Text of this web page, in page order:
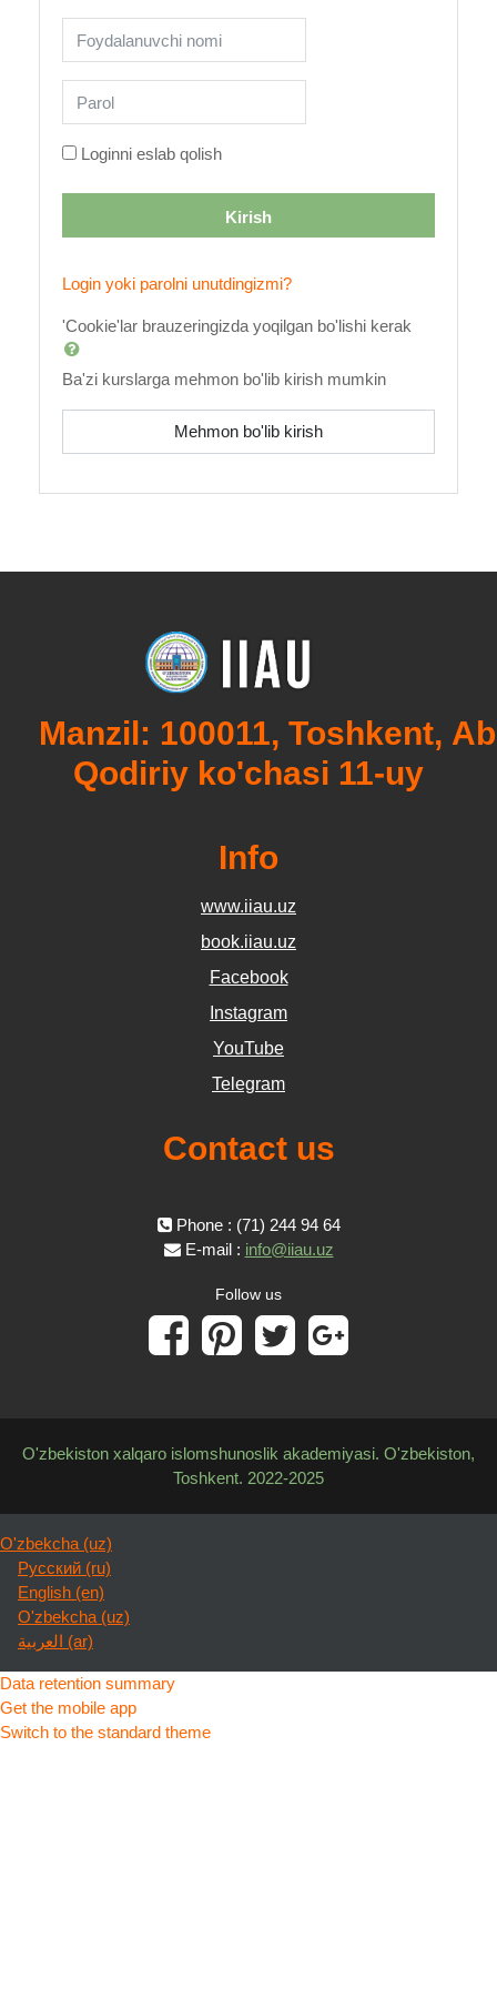
Loginni eslab qolish
Kirish
Login yoki parolni unutdingizmi?
'Cookie'lar brauzeringizda yoqilgan bo'lishi kerak
Ba'zi kurslarga mehmon bo'lib kirish mumkin
Mehmon bo'lib kirish
Manzil: 100011, Toshkent,
Qodiriy ko'chasi 11-uy
Info
www.iiau.uz
book.iiau.uz
Facebook
Instagram
YouTube
Telegram
Contact us
Phone : (71) 244 94 64
E-mail : info@iiau.uz
Follow us
O'zbekiston xalqaro islomshunoslik akademiyasi. O'zbekiston,
Toshkent. 2022-2025
O'zbekcha ‎(uz)‎
Русский ‎(ru)‎
English ‎(en)‎
O'zbekcha ‎(uz)‎
العربية ‎(ar)‎
Data retention summary
Get the mobile app
Switch to the standard theme